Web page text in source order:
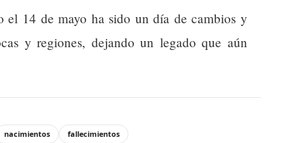
el 14 de mayo ha sido un día de cambios y
y regiones, dejando un legado que aún
nacimientos fallecimientos